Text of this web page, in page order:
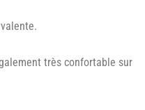
très confortable sur